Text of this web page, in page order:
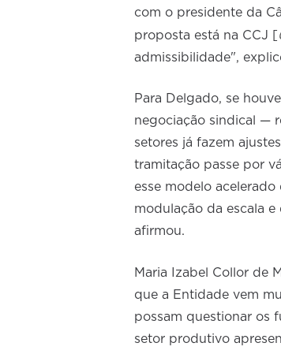
com o presidente da
proposta está na CCJ [
admissibilidade",
Para Delgado, se
negociação sindical —
setores já fazem
tramitação passe por
esse modelo
modulação da escala
afirmou.
Maria Izabel Collor de
que a Entidade vem
possam questionar os
setor produtivo